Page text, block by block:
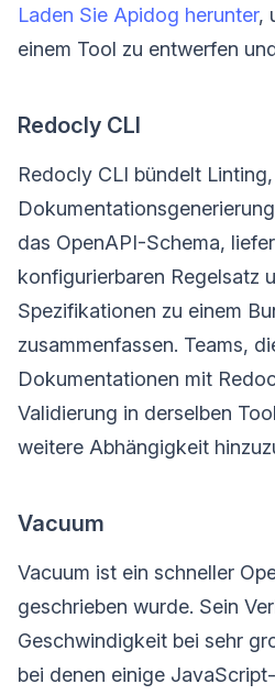
Laden Sie Apidog herunter,
einem Tool zu entwerfen
Redocly CLI
Redocly CLI bündelt
das OpenAPI-Schema,
konfigurierbaren Regelsatz
Spezifikationen zu einem
zusammenfassen. Teams,
Dokumentationen mit
Validierung in derselben
weitere Abhängigkeit
Vacuum
Vacuum ist ein schneller
geschrieben wurde. Sein
Geschwindigkeit bei sehr
bei denen einige